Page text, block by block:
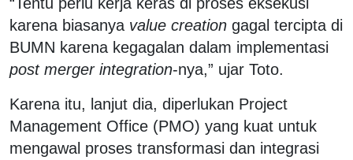
karena biasanya value creation gagal tercipta di
BUMN karena kegagalan dalam implementasi
post merger integration-nya,” ujar Toto.
Karena itu, lanjut dia, diperlukan Project
Management Office (PMO) yang kuat untuk
mengawal proses transformasi dan integrasi